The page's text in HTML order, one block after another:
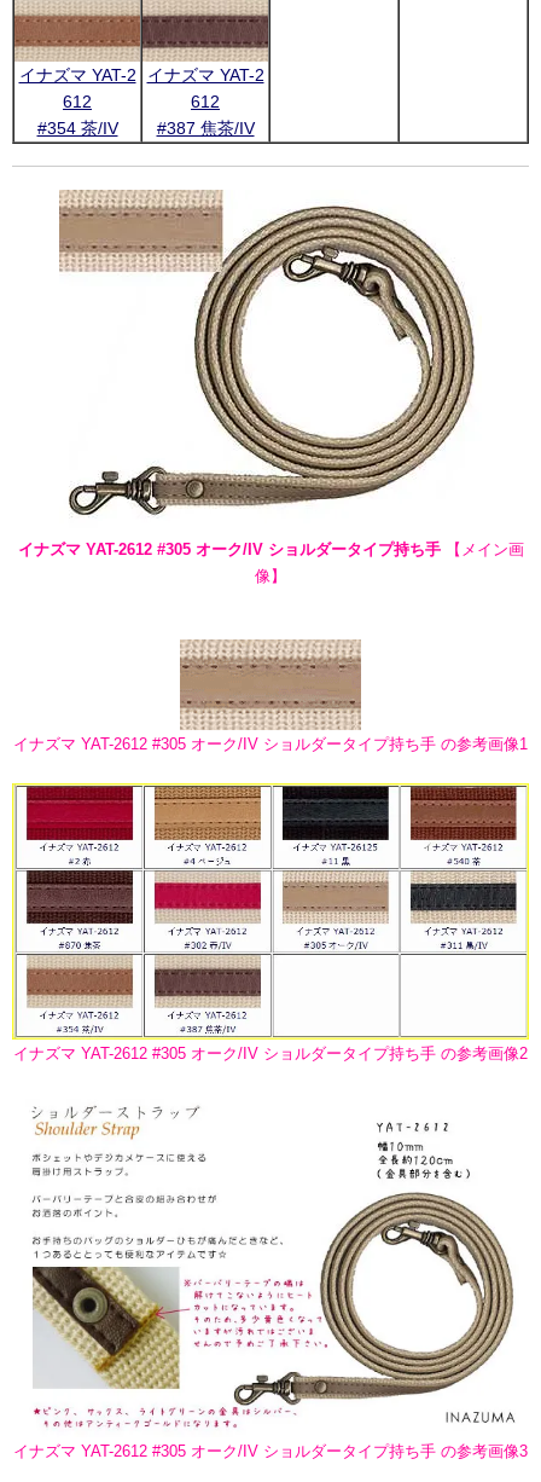
イナズマ YAT-2
612
#354 茶/IV
イナズマ YAT-2
612
#387 焦茶/IV
イナズマ YAT-2612 #305 オーク/IV ショルダータイプ持ち手【メイン画
像】
イナズマ YAT-2612 #305 オーク/IV ショルダータイプ持ち手 の参考画像1
イナズマ YAT-2612 #305 オーク/IV ショルダータイプ持ち手 の参考画像2
イナズマ YAT-2612 #305 オーク/IV ショルダータイプ持ち手 の参考画像3